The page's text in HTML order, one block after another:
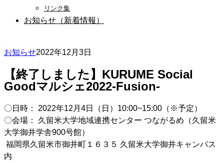
リンク集
お知らせ（新着情報）
お知らせ2022年12月3日
【終了しました】KURUME Social
Goodマルシェ2022-Fusion-
〇日時： 2022年12月4日（日）10:00~15:00（※予定）
〇会場： 久留米大学地域連携センター つながるめ（久留米
大学御井学舎900号館）
福岡県久留米市御井町１６３５ 久留米大学御井キャンパス
内